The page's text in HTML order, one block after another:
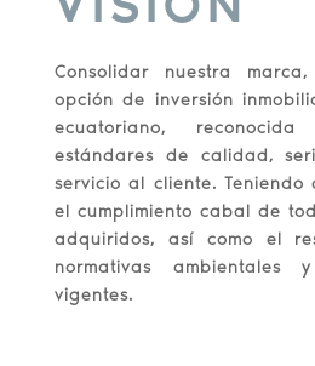
Consolidar nuestra
opción de inversión
ecuatoriano,
estándares de calidad,
servicio al cliente. Teniendo
el cumplimiento cabal de
adquiridos, así como el
normativas ambientales
vigentes.